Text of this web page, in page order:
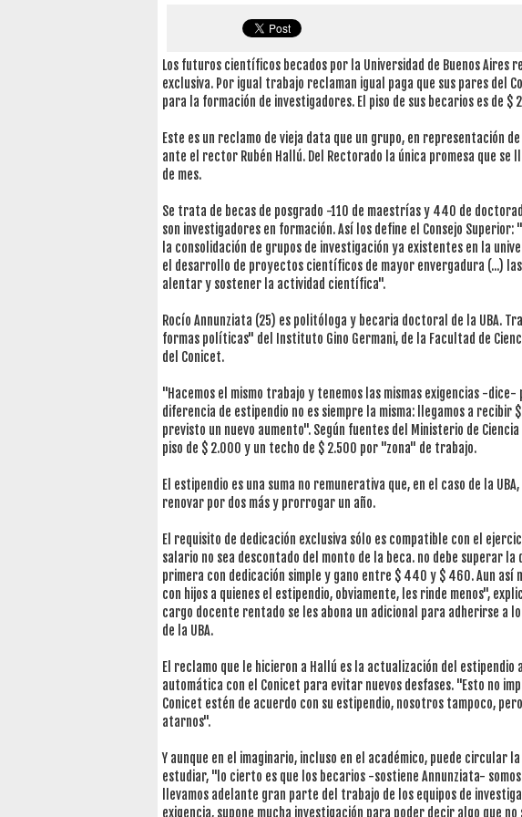
Los futuros científicos becados por la Universidad de Buenos Aires
exclusiva. Por igual trabajo reclaman igual paga que sus pares del
para la formación de investigadores. El piso de sus becarios es de $
Este es un reclamo de vieja data que un grupo, en representación
ante el rector Rubén Hallú. Del Rectorado la única promesa que se
de mes.
Se trata de becas de posgrado -110 de maestrías y 440 de
son investigadores en formación. Así los define el Consejo
la consolidación de grupos de investigación ya existentes en la
el desarrollo de proyectos científicos de mayor envergadura (...)
alentar y sostener la actividad científica".
Rocío Annunziata (25) es politóloga y becaria doctoral de la UBA.
formas políticas" del Instituto Gino Germani, de la Facultad de
del Conicet.
"Hacemos el mismo trabajo y tenemos las mismas exigencias -dice-
diferencia de estipendio no es siempre la misma: llegamos a recibir
previsto un nuevo aumento". Según fuentes del Ministerio de
piso de $ 2.000 y un techo de $ 2.500 por "zona" de trabajo.
El estipendio es una suma no remunerativa que, en el caso de la
renovar por dos más y prorrogar un año.
El requisito de dedicación exclusiva sólo es compatible con el
salario no sea descontado del monto de la beca. no debe superar
primera con dedicación simple y gano entre $ 440 y $ 460. Aun así
con hijos a quienes el estipendio, obviamente, les rinde menos",
cargo docente rentado se les abona un adicional para adherirse a
de la UBA.
El reclamo que le hicieron a Hallú es la actualización del estipendio
automática con el Conicet para evitar nuevos desfases. "Esto no
Conicet estén de acuerdo con su estipendio, nosotros tampoco,
atarnos".
Y aunque en el imaginario, incluso en el académico, puede circular
estudiar, "lo cierto es que los becarios -sostiene Annunziata-
llevamos adelante gran parte del trabajo de los equipos de
exigencia, supone mucha investigación para poder decir algo que